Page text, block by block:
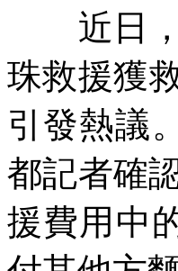
近日，
珠救援獲
引發熱議
都記者確
援費用中